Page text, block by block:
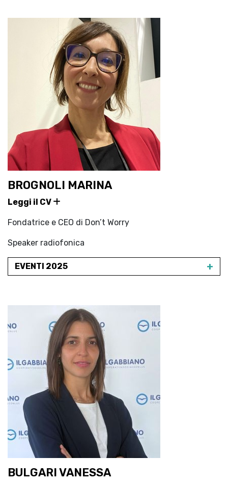
BROGNOLI MARINA
Leggi il CV
Fondatrice e CEO di Don’t Worry
Speaker radiofonica
EVENTI 2025 +
BULGARI VANESSA